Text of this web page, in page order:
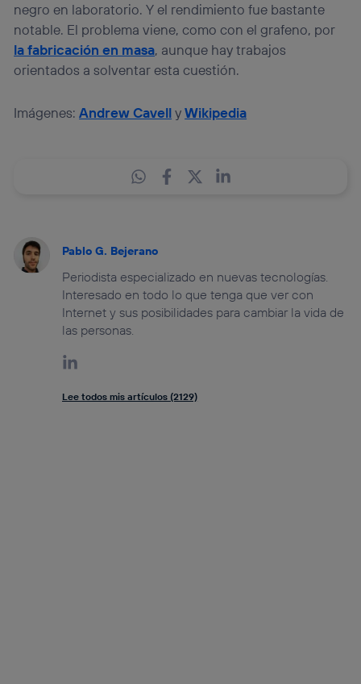
negro en laboratorio. Y el rendimiento fue bastante
notable. El problema viene, como con el grafeno, por
la fabricación en masa, aunque hay trabajos
orientados a solventar esta cuestión.
Imágenes:Andrew CavellyWikipedia
Pablo G. Bejerano
Periodista especializado en nuevas tecnologías.
Interesado en todo lo que tenga que ver con
Internet y sus posibilidades para cambiar la vida de
las personas.
Lee todos mis artículos (2129)